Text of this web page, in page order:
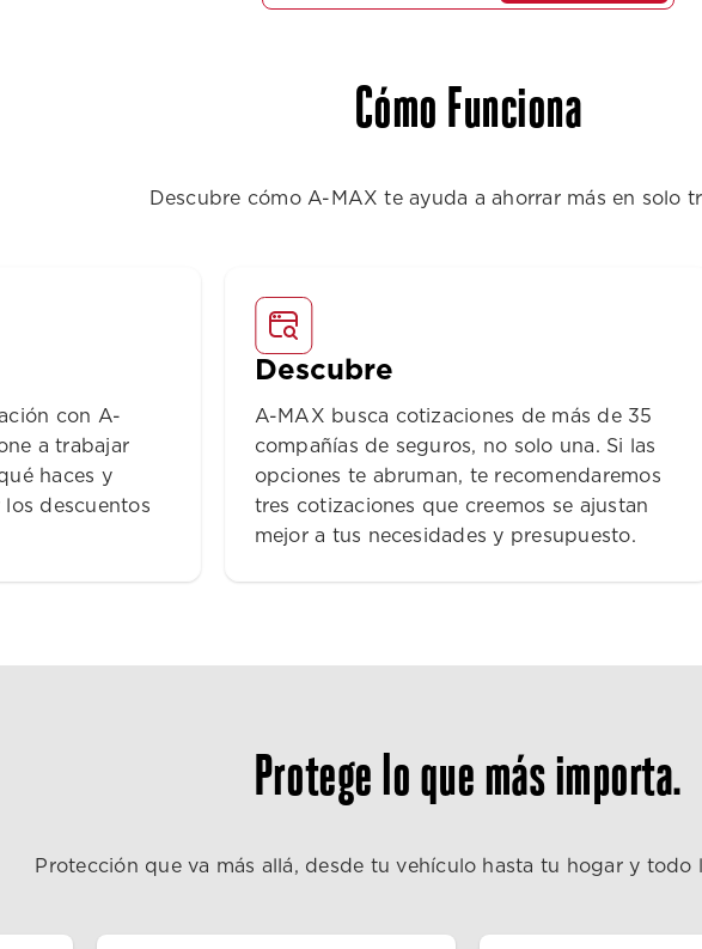
Cómo Funciona
Descubre cómo A-MAX te ayuda a ahorrar más en solo
con A-
a trabajar
haces y
descuentos
Descubre
A-MAX busca cotizaciones de más de 35
compañías de seguros, no solo una. Si las
opciones te abruman, te recomendaremos
tres cotizaciones que creemos se ajustan
mejor a tus necesidades y presupuesto.
Protege lo que más importa.
Protección que va más allá, desde tu vehículo hasta tu hogar y todo